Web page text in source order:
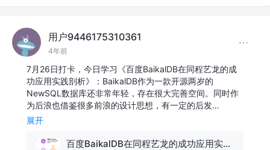
用户9446175310361
4年前
7月26日打卡，今日学习《百度BaikalDB在同程艺龙的成
功应用实践剖析》：BaikalDB作为一款开源两岁的
NewSQL数据库还非常年轻，存在很大完善空间。同时作
为后浪也借鉴很多前浪的设计思想，有一定的后发…
展开
百度BaikalDB在同程艺龙的成功应用实践剖析